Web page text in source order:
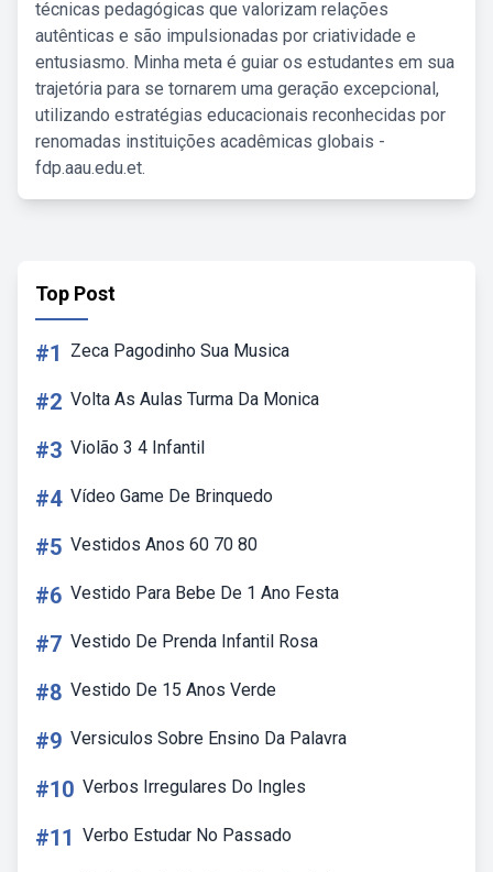
técnicas pedagógicas que valorizam relações
autênticas e são impulsionadas por criatividade e
entusiasmo. Minha meta é guiar os estudantes em sua
trajetória para se tornarem uma geração excepcional,
utilizando estratégias educacionais reconhecidas por
renomadas instituições acadêmicas globais -
fdp.aau.edu.et.
Top Post
#1 Zeca Pagodinho Sua Musica
#2 Volta As Aulas Turma Da Monica
#3 Violão 3 4 Infantil
#4 Vídeo Game De Brinquedo
#5 Vestidos Anos 60 70 80
#6 Vestido Para Bebe De 1 Ano Festa
#7 Vestido De Prenda Infantil Rosa
#8 Vestido De 15 Anos Verde
#9 Versiculos Sobre Ensino Da Palavra
#10 Verbos Irregulares Do Ingles
#11 Verbo Estudar No Passado